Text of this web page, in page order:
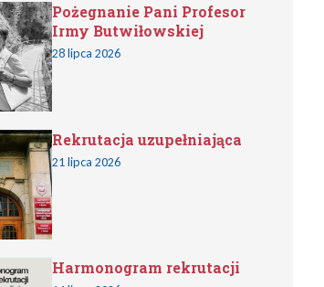
Pożegnanie Pani Profesor
Irmy Butwiłowskiej
28 lipca 2026
Rekrutacja uzupełniająca
21 lipca 2026
Harmonogram rekrutacji